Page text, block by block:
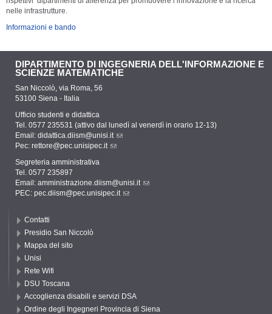
nelle infrastrutture.
Informazioni e bando
DIPARTIMENTO DI INGEGNERIA DELL'INFORMAZIONE E
SCIENZE MATEMATICHE
San Niccolò, via Roma, 56
53100 Siena - Italia
Ufficio studenti e didattica
Tel. 0577 235531 (attivo dal lunedì al venerdì in orario 12-13)
Email: didattica.diism@unisi.it
Pec: rettore@pec.unisipec.it
Segreteria amministrativa
Tel. 0577 235897
Email: amministrazione.diism@unisi.it
PEC: pec.diism@pec.unisipec.it
Contatti
Presidio San Niccolò
Mappa del sito
Unisi
Rete Wifi
DSU Toscana
Accoglienza disabili e servizi DSA
Ordine degli Ingegneri Provincia di Siena